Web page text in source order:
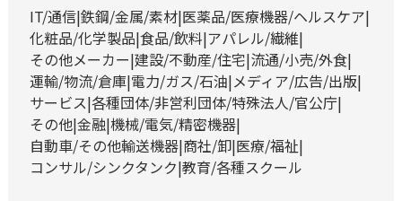
IT/通信 鉄鋼/金属/素材 医薬品/医療機器/ヘルスケア
化粧品/化学製品 食品/飲料 アパレル/繊維
その他メーカー 建設/不動産/住宅 流通/小売/外食
運輸/物流/倉庫 電力/ガス/石油 メディア/広告/出版
サービス 各種団体/非営利団体/特殊法人/官公庁
その他 金融 機械/電気/精密機器
自動車/その他輸送機器 商社/卸 医療/福祉
コンサル/シンクタンク 教育/各種スクール